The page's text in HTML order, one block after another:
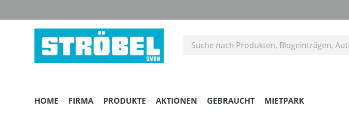
HOME FIRMA PRODUKTE AKTIONEN GEBRAUCHT MIETPARK